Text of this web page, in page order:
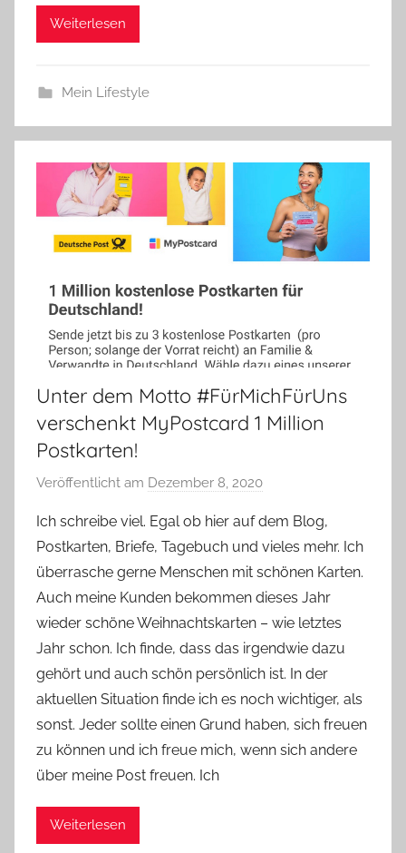
Weiterlesen
Mein Lifestyle
Unter dem Motto #FürMichFürUns
verschenkt MyPostcard 1 Million
Postkarten!
Veröffentlicht am Dezember 8, 2020
n
Y
v
o
n
n
e
Ich schreibe viel. Egal ob hier auf dem Blog,
Postkarten, Briefe, Tagebuch und vieles mehr. Ich
überrasche gerne Menschen mit schönen Karten.
Auch meine Kunden bekommen dieses Jahr
wieder schöne Weihnachtskarten – wie letztes
Jahr schon. Ich finde, dass das irgendwie dazu
gehört und auch schön persönlich ist. In der
aktuellen Situation finde ich es noch wichtiger, als
sonst. Jeder sollte einen Grund haben, sich freuen
zu können und ich freue mich, wenn sich andere
über meine Post freuen. Ich
Weiterlesen